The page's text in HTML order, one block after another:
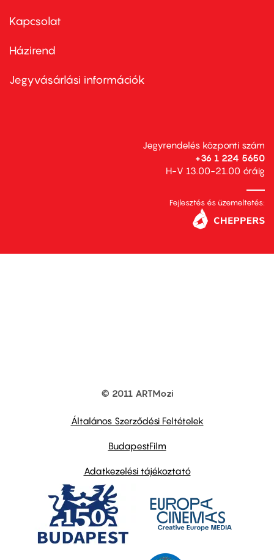
firstKapcsolat
Footer
second
Házirend
Jegyvásárlási információk
Jegyrendelés központi szám
+36 1 224 5650
H-V 13.00-21.00 óráig
Fejlesztés és üzemeltetés:
© 2011 ARTMozi
Általános Szerződési Feltételek
BudapestFilm
Adatkezelési tájékoztató